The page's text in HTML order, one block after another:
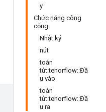
y
Chức năng công
cộng
Nhật ký
nút
toán
tử::tenorflow::Đầ
u vào
toán
tử::tenorflow::Đầ
u ra